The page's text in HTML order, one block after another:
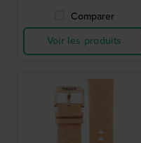
Comparer
Voir les produits